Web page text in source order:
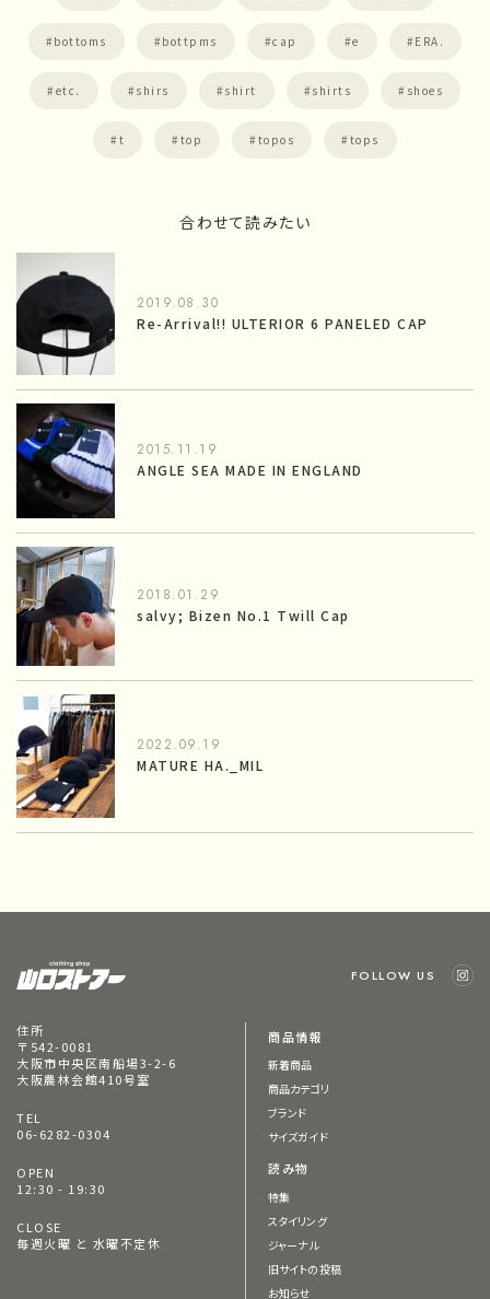
bottoms bottpms cap e ERA.
etc. shirs shirt shirts shoes
t top topos tops
合わせて読みたい
2019.08.30
Re-Arrival!! ULTERIOR 6 PANELED CAP
2015.11.19
ANGLE SEA MADE IN ENGLAND
2018.01.29
salvy; Bizen No.1 Twill Cap
2022.09.19
MATURE HA._MIL
FOLLOW US
住所
〒542-0081
大阪市中央区南船場3-2-6
大阪農林会館410号室
TEL
06-6282-0304
OPEN
12:30 - 19:30
CLOSE
毎週火曜 と 水曜不定休
商品情報
新着商品
商品カテゴリ
ブランド
サイズガイド
読み物
特集
スタイリング
ジャーナル
旧サイトの投稿
お知らせ